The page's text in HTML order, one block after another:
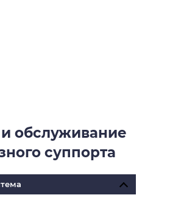
обслуживание
суппорта